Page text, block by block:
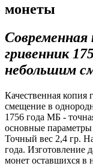
монеты
Современная
гривенник
небольшим
Качественная
смещение в
1756 года МБ -
основные параметры
Точный вес 2,4 гр.
года. Изготовление
монет оставшихся в